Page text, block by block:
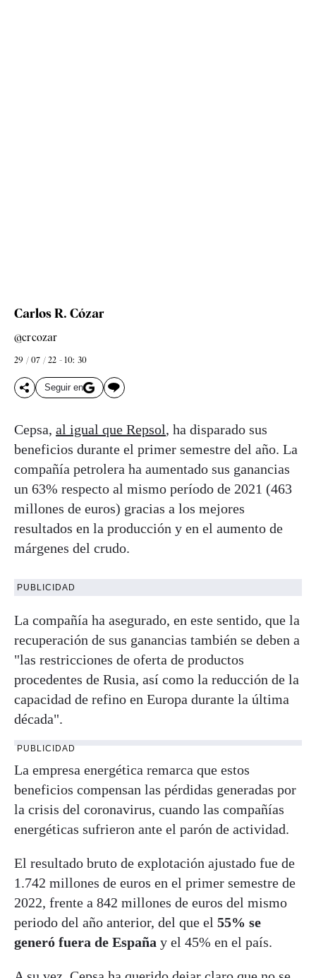
Carlos R. Cózar
@crcozar
29 / 07 / 22 - 10: 30
Seguir en
Cepsa, al igual que Repsol, ha disparado sus
beneficios durante el primer semestre del año. La
compañía petrolera ha aumentado sus ganancias
un 63% respecto al mismo período de 2021 (463
millones de euros) gracias a los mejores
resultados en la producción y en el aumento de
márgenes del crudo.
PUBLICIDAD
La compañía ha asegurado, en este sentido, que la
recuperación de sus ganancias también se deben a
"las restricciones de oferta de productos
procedentes de Rusia, así como la reducción de la
capacidad de refino en Europa durante la última
década".
PUBLICIDAD
La empresa energética remarca que estos
beneficios compensan las pérdidas generadas por
la crisis del coronavirus, cuando las compañías
energéticas sufrieron ante el parón de actividad.
El resultado bruto de explotación ajustado fue de
1.742 millones de euros en el primer semestre de
2022, frente a 842 millones de euros del mismo
periodo del año anterior, del que el 55% se
generó fuera de España y el 45% en el país.